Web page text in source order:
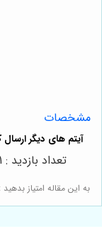
مشخصات
به این مقاله امتیاز بدهید :
تعداد بازدید : 371